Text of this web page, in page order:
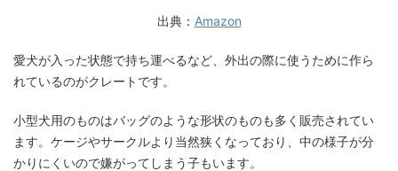
出典： Amazon
愛犬が入った状態で持ち運べるなど、外出の際に使うために作ら
れているのがクレートです。
小型犬用のものはバッグのような形状のものも多く販売されてい
ます。ケージやサークルより当然狭くなっており、中の様子が分
かりにくいので嫌がってしまう子もいます。